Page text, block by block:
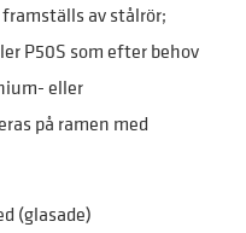
av stålrör;
P50S som efter behov
eller
på ramen med
(glasade)